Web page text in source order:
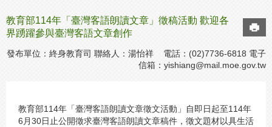
教育部114年「臺灣客語朗讀文章」徵稿活動 歡迎各
界踴躍參與臺灣客語文章創作
發布單位：終身教育司 聯絡人：湯怡祥 電話：(02)7736-6818 電子
信箱： yishiang@mail.moe.gov.tw
教育部114年「臺灣客語朗讀文章徵文活動」自即日起至114年
6月30日止公開徵求臺灣客語朗讀文章稿件，徵文題材以具生活